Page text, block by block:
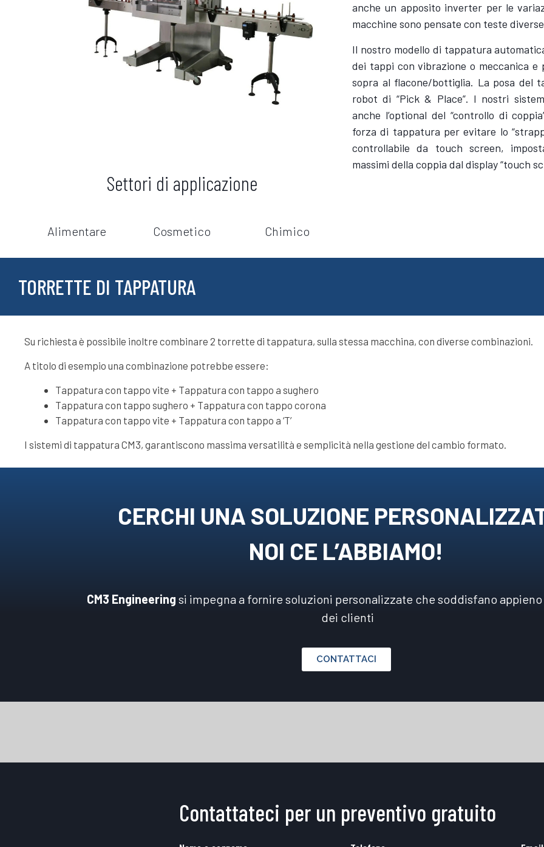
Settori di applicazione
Alimentare Cosmetico Chimico
anche un apposito inverter per le
macchine sono pensate con teste
Il nostro modello di tappatura
dei tappi con vibrazione o meccanica e
sopra al flacone/bottiglia. La posa del
robot di “Pick & Place”. I nostri
anche l’optional del “controllo di
forza di tappatura per evitare lo
controllabile da touch screen,
massimi della coppia dal display “touch
TORRETTE DI TAPPATURA
Su richiesta è possibile inoltre combinare 2 torrette di tappatura, sulla stessa macchina, con diverse combinazioni.
A titolo di esempio una combinazione potrebbe essere:
Tappatura con tappo vite + Tappatura con tappo a sughero
Tappatura con tappo sughero + Tappatura con tappo corona
Tappatura con tappo vite + Tappatura con tappo a ‘T’
I sistemi di tappatura CM3, garantiscono massima versatilità e semplicità nella gestione del cambio formato.
CERCHI UNA SOLUZIONE
NOI CE L’ABBIAMO!
CM3 Engineering si impegna a fornire soluzioni personalizzate che soddisfano
dei clienti
CONTATTACI
Contattateci per un preventivo gratuito